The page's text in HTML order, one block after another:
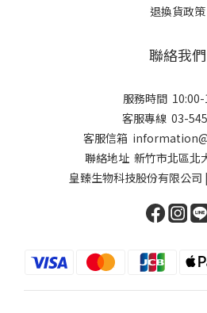
退換貨政策
聯絡我們
服務時間 10:00-
客服專線 03-
客服信箱
聯絡地址 新竹市北區北
皇臻生物科技股份有限公司